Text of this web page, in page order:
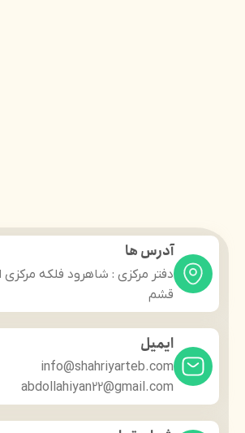
آدرس ها
دفتر مرکزی : شاهرود فلکه مرکزی
قشم
ایمیل
info@shahriyarteb.com
abdollahiyan22@gmail.com